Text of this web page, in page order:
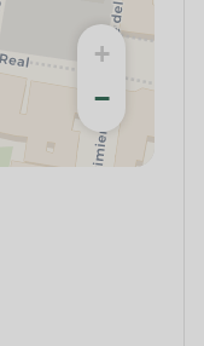
+
−